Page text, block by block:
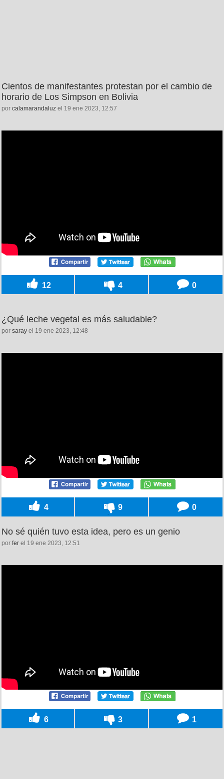
Cientos de manifestantes protestan por el cambio de
horario de Los Simpson en Bolivia
por calamarandaluz el 19 ene 2023, 12:57
12 4 0
¿Qué leche vegetal es más saludable?
por saray el 19 ene 2023, 12:48
4 9 0
No sé quién tuvo esta idea, pero es un genio
por fer el 19 ene 2023, 12:51
6 3 1